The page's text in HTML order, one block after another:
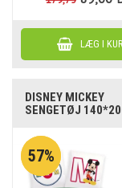
DISNEY MICKEY
SENGETØJ
57%